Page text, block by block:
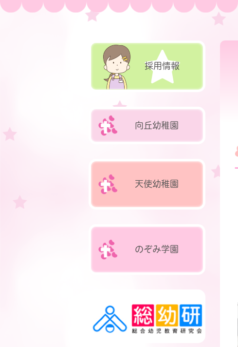
採用情報
向丘幼稚園
天使幼稚園
のぞみ学園